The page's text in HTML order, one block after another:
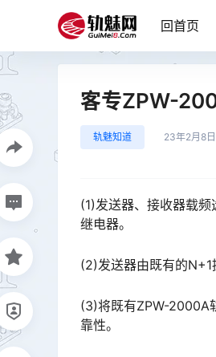
回首页
客专ZPW-
轨魅知道 23年2月8日
(1)发送器、接收器载
继电器。
(2)发送器由既有的N+1
(3)将既有ZPW-2000A
靠性。